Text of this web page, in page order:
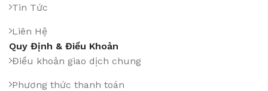
Tin Tức
Liên Hệ
Quy Định & Điều Khoản
Điều khoản giao dịch chung
Phương thức thanh toán